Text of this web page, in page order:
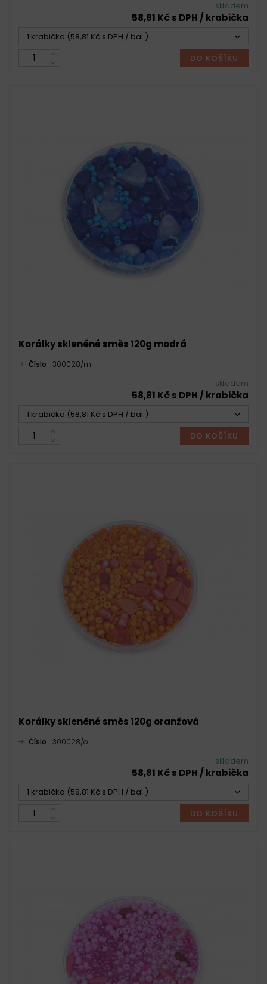
skladem
58,81 Kč s DPH / krabička
1 krabička (58,81 Kč s DPH / bal.)
DO KOŠÍKU
Korálky skleněné směs 120g modrá
Číslo 300028/m
skladem
58,81 Kč s DPH / krabička
1 krabička (58,81 Kč s DPH / bal.)
DO KOŠÍKU
Korálky skleněné směs 120g oranžová
Číslo 300028/o
skladem
58,81 Kč s DPH / krabička
1 krabička (58,81 Kč s DPH / bal.)
DO KOŠÍKU